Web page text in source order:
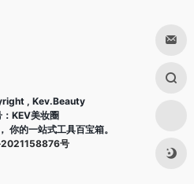
, Kev.Beauty
KEV美妆圈
你的一站式工具百宝箱。
2021158876号